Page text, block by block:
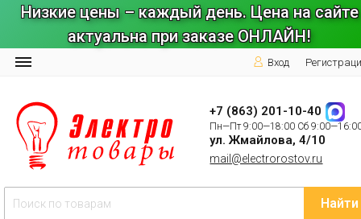
Низкие цены – каждый день. Цена на сайте
актуальна при заказе ОНЛАЙН!
Вход
+7 (863) 201-10-40
Пн—Пт 9:00—18:00 Сб
ул. Жмайлова, 4/10
mail@electrorostov.ru
Найти